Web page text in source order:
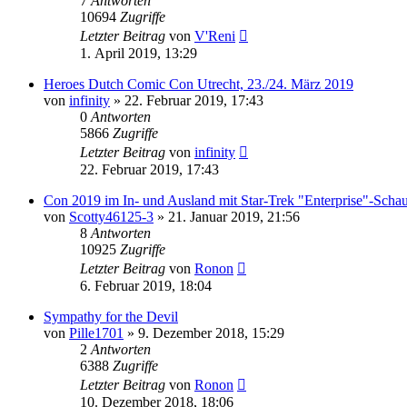
10694 Zugriffe
Letzter Beitrag von V'Reni
1. April 2019, 13:29
Heroes Dutch Comic Con Utrecht, 23./24. März 2019
von infinity » 22. Februar 2019, 17:43
0 Antworten
5866 Zugriffe
Letzter Beitrag von infinity
22. Februar 2019, 17:43
Con 2019 im In- und Ausland mit Star-Trek "Enterprise"-
von Scotty46125-3 » 21. Januar 2019, 21:56
8 Antworten
10925 Zugriffe
Letzter Beitrag von Ronon
6. Februar 2019, 18:04
Sympathy for the Devil
von Pille1701 » 9. Dezember 2018, 15:29
2 Antworten
6388 Zugriffe
Letzter Beitrag von Ronon
10. Dezember 2018, 18:06